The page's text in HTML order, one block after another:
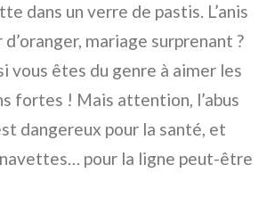
dans un verre de pastis. L’anis
mariage surprenant ?
vous êtes du genre à aimer les
fortes ! Mais attention, l’abus
dangereux pour la santé, et
navettes… pour la ligne peut-être